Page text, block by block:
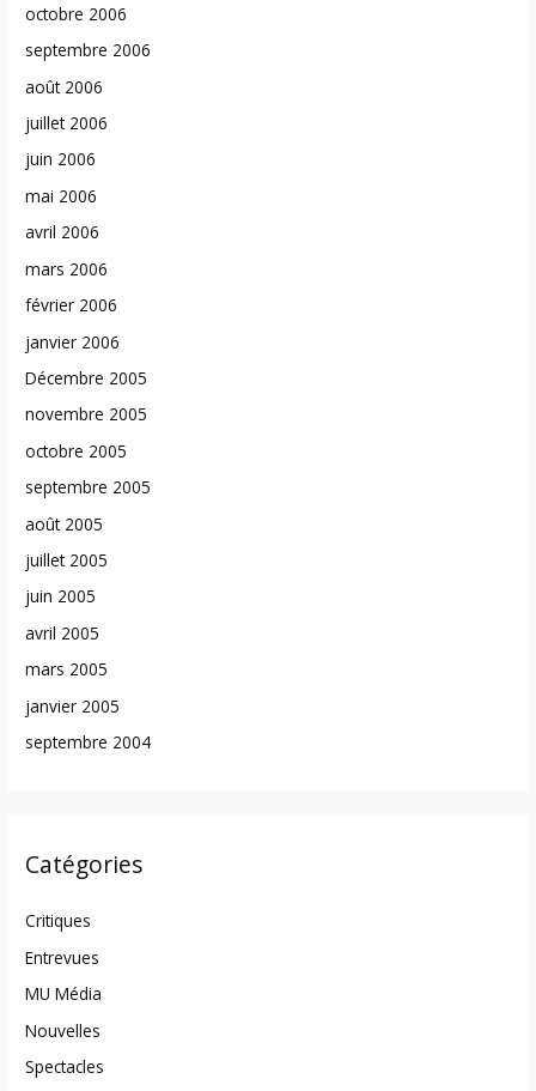
octobre 2006
septembre 2006
août 2006
juillet 2006
juin 2006
mai 2006
avril 2006
mars 2006
février 2006
janvier 2006
Décembre 2005
novembre 2005
octobre 2005
septembre 2005
août 2005
juillet 2005
juin 2005
avril 2005
mars 2005
janvier 2005
septembre 2004
Catégories
Critiques
Entrevues
MU Média
Nouvelles
Spectacles